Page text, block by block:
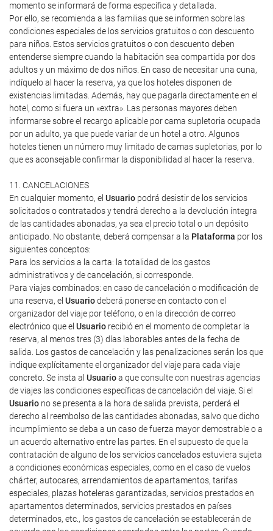
momento se informará de forma específica y detallada.
Por ello, se recomienda a las familias que se informen sobre las
condiciones especiales de los servicios gratuitos o con descuento
para niños. Estos servicios gratuitos o con descuento deben
entenderse siempre cuando la habitación sea compartida por dos
adultos y un máximo de dos niños. En caso de necesitar una cuna,
indíquelo al hacer la reserva, ya que los hoteles disponen de
existencias limitadas. Además, hay que pagarla directamente en el
hotel, como si fuera un «extra». Las personas mayores deben
informarse sobre el recargo aplicable por cama supletoria ocupada
por un adulto, ya que puede variar de un hotel a otro. Algunos
hoteles tienen un número muy limitado de camas supletorias, por lo
que es aconsejable confirmar la disponibilidad al hacer la reserva.
11. CANCELACIONES
En cualquier momento, el Usuario podrá desistir de los servicios
solicitados o contratados y tendrá derecho a la devolución íntegra
de las cantidades abonadas, ya sea el precio total o un depósito
anticipado. No obstante, deberá compensar a la Plataforma por los
siguientes conceptos:
Para los servicios a la carta: la totalidad de los gastos
administrativos y de cancelación, si corresponde.
Para viajes combinados: en caso de cancelación o modificación de
una reserva, el Usuariodeberá ponerse en contacto con el
organizador del viaje por teléfono, o en la dirección de correo
electrónico que el Usuario recibió en el momento de completar la
reserva, al menos tres (3) días laborables antes de la fecha de
salida. Los gastos de cancelación y las penalizaciones serán los que
indique explícitamente el organizador del viaje para cada viaje
concreto. Se insta al Usuarioa que consulte con nuestras agencias
de viajes las condiciones específicas de cancelación del viaje. Si el
Usuario no se presenta a la hora de salida prevista, perderá el
derecho al reembolso de las cantidades abonadas, salvo que dicho
incumplimiento se deba a un caso de fuerza mayor demostrable o a
un acuerdo alternativo entre las partes. En el supuesto de que la
contratación de alguno de los servicios cancelados estuviera sujeta
a condiciones económicas especiales, como en el caso de vuelos
chárter, autocares, arrendamientos de apartamentos, tarifas
especiales, plazas hoteleras garantizadas, servicios prestados en
apartamentos determinados, servicios prestados en países
determinados, etc., los gastos de cancelación se establecerán de